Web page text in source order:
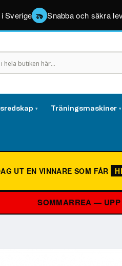
Sverige Snabba och säkra
▾ Träningsmaskiner ▾
UT EN VINNARE SOM FÅR
SOMMARREA —